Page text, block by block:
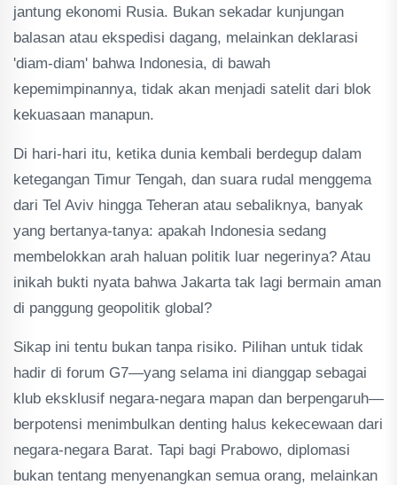
jantung ekonomi Rusia. Bukan sekadar kunjungan
balasan atau ekspedisi dagang, melainkan deklarasi
'diam-diam' bahwa Indonesia, di bawah
kepemimpinannya, tidak akan menjadi satelit dari blok
kekuasaan manapun.
Di hari-hari itu, ketika dunia kembali berdegup dalam
ketegangan Timur Tengah, dan suara rudal menggema
dari Tel Aviv hingga Teheran atau sebaliknya, banyak
yang bertanya-tanya: apakah Indonesia sedang
membelokkan arah haluan politik luar negerinya? Atau
inikah bukti nyata bahwa Jakarta tak lagi bermain aman
di panggung geopolitik global?
Sikap ini tentu bukan tanpa risiko. Pilihan untuk tidak
hadir di forum G7—yang selama ini dianggap sebagai
klub eksklusif negara-negara mapan dan berpengaruh—
berpotensi menimbulkan denting halus kekecewaan dari
negara-negara Barat. Tapi bagi Prabowo, diplomasi
bukan tentang menyenangkan semua orang, melainkan